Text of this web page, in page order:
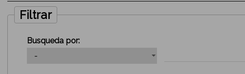
Filtrar
Busqueda por: